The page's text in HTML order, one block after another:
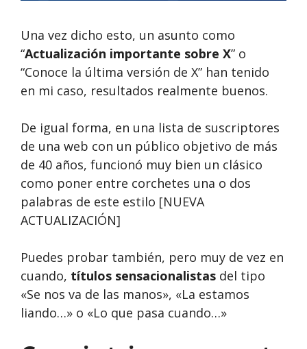
Una vez dicho esto, un asunto como
“Actualización importante sobre X” o
“Conoce la última versión de X” han tenido
en mi caso, resultados realmente buenos.
De igual forma, en una lista de suscriptores
de una web con un público objetivo de más
de 40 años, funcionó muy bien un clásico
como poner entre corchetes una o dos
palabras de este estilo [NUEVA
ACTUALIZACIÓN]
Puedes probar también, pero muy de vez en
cuando, títulos sensacionalistas del tipo
«Se nos va de las manos», «La estamos
liando…» o «Lo que pasa cuando…»